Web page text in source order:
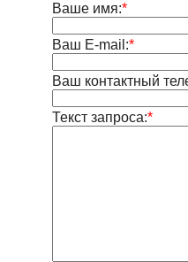
Ваше имя:*
Ваш E-mail:*
Ваш контактный
Текст запроса:*